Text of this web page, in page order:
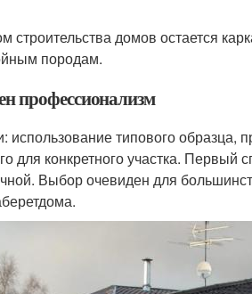
домов остается
породам.
профессионализм
использование типового образца,
для конкретного участка.
Выбор очевиден для